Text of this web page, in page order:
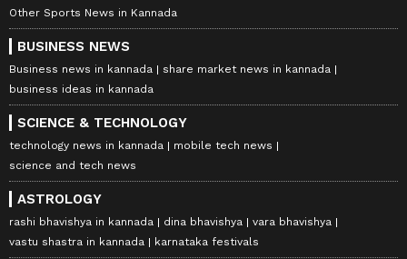
Other Sports News in Kannada
BUSINESS NEWS
Business news in kannada
share market news in kannada
business ideas in kannada
SCIENCE & TECHNOLOGY
technology news in kannada
mobile tech news
science and tech news
ASTROLOGY
rashi bhavishya in kannada dina bhavishya
vara bhavishya
vastu shastra in kannada
karnataka festivals